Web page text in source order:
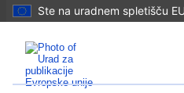
Ste na uradnem spletišču